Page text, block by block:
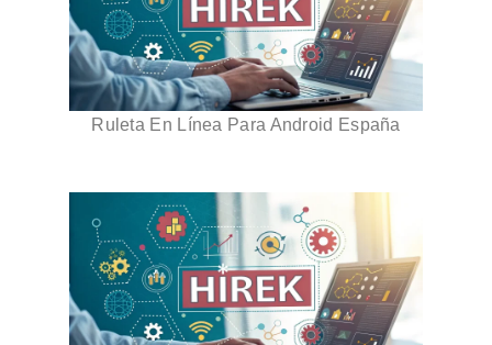
Ruleta En Línea Para Android España